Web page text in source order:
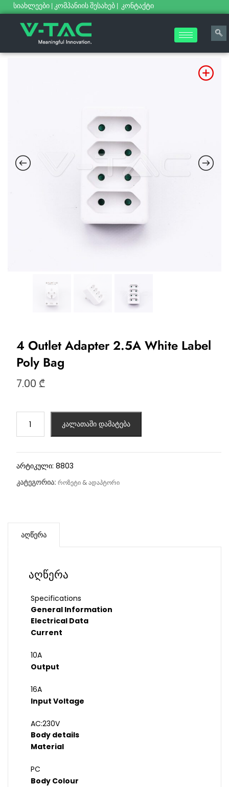
სიახლეები | კომპანიის შესახებ | კონტაქტი
4 Outlet Adapter 2.5A White Label
Poly Bag
7.00 ₾
კალათაში დამატება
არტიკული: 8803
კატეგორია: როზეტი & ადაპტორი
აღწერა
აღწერა
Specifications
General Information
Electrical Data
Current
10A
Output
16A
Input Voltage
AC:230V
Body details
Material
PC
Body Colour